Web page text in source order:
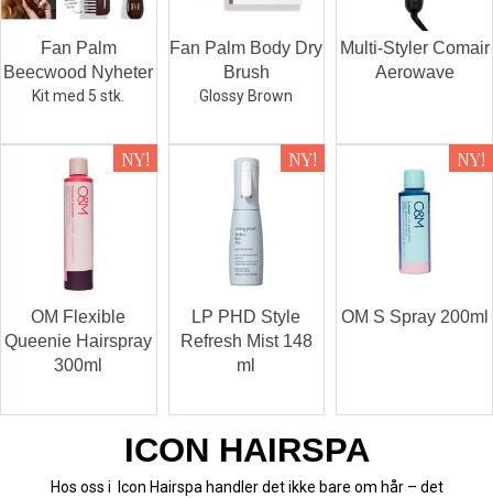
Fan Palm
Beecwood Nyheter
Kit med 5 stk.
Fan Palm Body Dry
Brush
Glossy Brown
Multi-Styler Comair
Aerowave
OM Flexible
Queenie Hairspray
300ml
LP PHD Style
Refresh Mist 148
ml
OM S Spray 200ml
ICON HAIRSPA
Hos oss i Icon Hairspa handler det ikke bare om hår – det